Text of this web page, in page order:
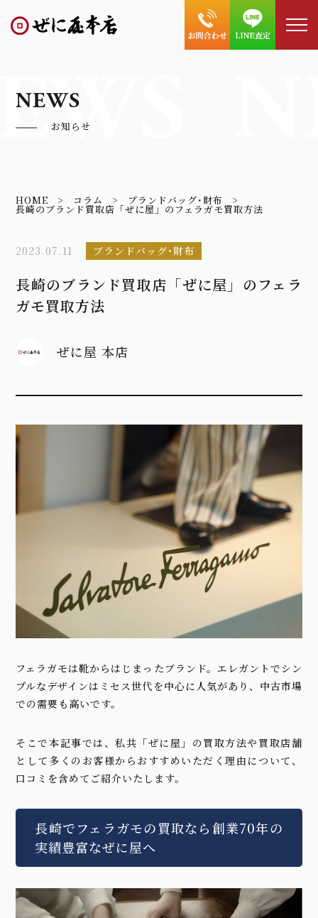
NEWS
お知らせ
HOME コラム ブランドバッグ･財布
長崎のブランド買取店「ぜに屋」のフェラガモ買取方法
2023.07.11 ブランドバッグ･財布
長崎のブランド買取店「ぜに屋」のフェラ
ガモ買取方法
ぜに屋 本店
フェラガモは靴からはじまったブランド。エレガントでシン
プルなデザインはミセス世代を中心に人気があり、中古市場
での需要も高いです。
そこで本記事では、私共「ぜに屋」の買取方法や買取店舗
として多くのお客様からおすすめいただく理由について、
口コミを含めてご紹介いたします。
長崎でフェラガモの買取なら創業70年の
実績豊富なぜに屋へ